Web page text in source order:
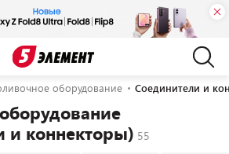
оборудование Соединители и
и коннекторы)